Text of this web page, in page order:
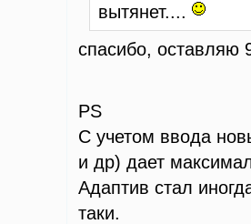
вытянет....
спасибо, оставляю
PS
С учетом ввода
и др) дает
Адаптив стал
таки.